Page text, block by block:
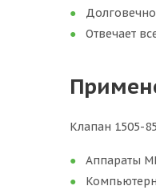
Отвечает
Клапан 1505-
Аппараты